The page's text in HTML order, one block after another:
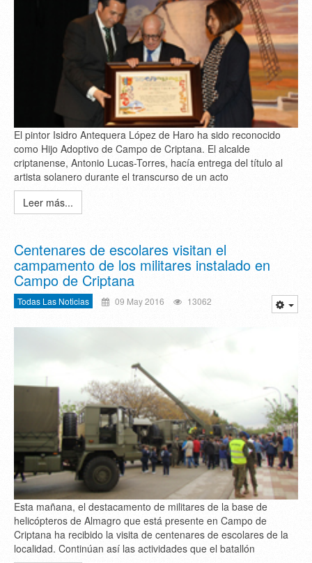
El pintor Isidro Antequera López de Haro ha sido reconocido
como Hijo Adoptivo de Campo de Criptana. El alcalde
criptanense, Antonio Lucas-Torres, hacía entrega del título al
artista solanero durante el transcurso de un acto
Leer más...
Centenares de escolares visitan el
campamento de los militares instalado en
Campo de Criptana
Todas Las Noticias 09 May 2016 13062
Esta mañana, el destacamento de militares de la base de
helicópteros de Almagro que está presente en Campo de
Criptana ha recibido la visita de centenares de escolares de la
localidad. Continúan así las actividades que el batallón